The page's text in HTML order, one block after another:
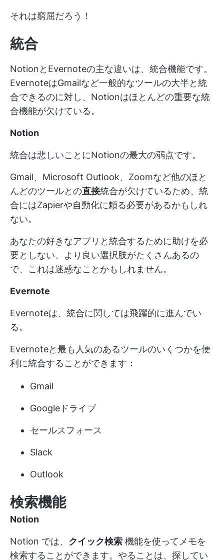
それは窮屈だろう！
統合
NotionとEvernoteの主な違いは、統合機能です。
EvernoteはGmailなど一般的なツールの大半と統
合できるのに対し、Notionはほとんどの重要な統
合機能が欠けている。
Notion
統合は悲しいことにNotionの最大の弱点です。
Gmail、Microsoft Outlook、Zoomなど他のほと
んどのツールとの直接統合が欠けているため、統
合にはZapierや自動化に頼る必要があるかもしれ
ない。
あなたの好きなアプリと統合するために助けを必
要としない、より良い選択肢がたくさんあるの
で、これは迷惑なことかもしれません。
Evernote
Evernoteは、統合に関しては飛躍的に進んでい
る。
Evernoteと最も人気のあるツールのいくつかを便
利に統合することができます：
Gmail
Googleドライブ
セールスフォース
Slack
Outlook
検索機能
Notion
Notion では、 クイック検索 機能を使ってメモを
検索することができます。やることは、探してい